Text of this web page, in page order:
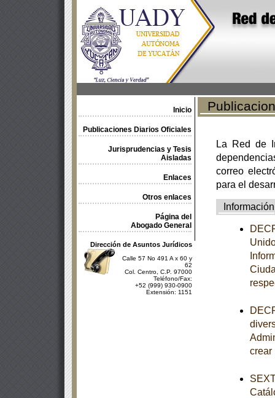
Inicio
Publicaciones Diarios Oficiales
Jurisprudencias y Tesis
Aisladas
Enlaces
Otros enlaces
Página del
Abogado General
Dirección de Asuntos Jurídicos
Calle 57 No 491 A x 60 y
62
Col. Centro, C.P. 97000
Teléfono/Fax:
+52 (999) 930-0900
Extensión: 1151
La Red de
correo
para el
Información
crear